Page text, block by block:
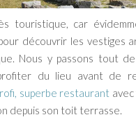
touristique, car
découvrir les vestiges
Nous y passons tout
du lieu avant de
superbe restaurant
depuis son toit terrasse.